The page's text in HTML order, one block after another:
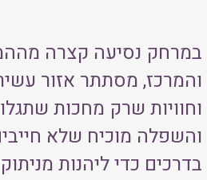
במרחק נסיעה קצרה
והמרכז, מסתתר אזור
וחוויות שרק מחכות
והשפלה מוכיח שלא
בדרכים כדי ליהנות